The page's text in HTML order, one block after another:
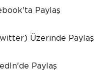
Paylaş
Üzerinde Paylaş
Paylaş